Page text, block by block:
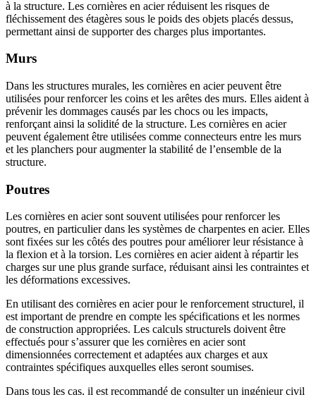
à la structure. Les cornières en acier réduisent les risques de
fléchissement des étagères sous le poids des objets placés dessus,
permettant ainsi de supporter des charges plus importantes.
Murs
Dans les structures murales, les cornières en acier peuvent être
utilisées pour renforcer les coins et les arêtes des murs. Elles aident à
prévenir les dommages causés par les chocs ou les impacts,
renforçant ainsi la solidité de la structure. Les cornières en acier
peuvent également être utilisées comme connecteurs entre les murs
et les planchers pour augmenter la stabilité de l’ensemble de la
structure.
Poutres
Les cornières en acier sont souvent utilisées pour renforcer les
poutres, en particulier dans les systèmes de charpentes en acier. Elles
sont fixées sur les côtés des poutres pour améliorer leur résistance à
la flexion et à la torsion. Les cornières en acier aident à répartir les
charges sur une plus grande surface, réduisant ainsi les contraintes et
les déformations excessives.
En utilisant des cornières en acier pour le renforcement structurel, il
est important de prendre en compte les spécifications et les normes
de construction appropriées. Les calculs structurels doivent être
effectués pour s’assurer que les cornières en acier sont
dimensionnées correctement et adaptées aux charges et aux
contraintes spécifiques auxquelles elles seront soumises.
Dans tous les cas, il est recommandé de consulter un ingénieur civil